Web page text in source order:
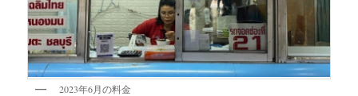
2023年6月の料金